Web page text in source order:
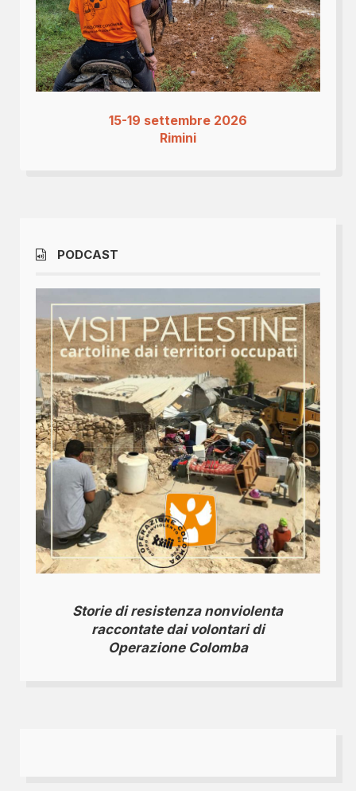
15-19 settembre 2026
Rimini
PODCAST
Storie di resistenza nonviolenta
raccontate dai volontari di
Operazione Colomba